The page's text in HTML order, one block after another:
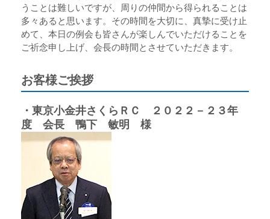
うことは難しいですが、周りの仲間から得られることは
多々あると思います。その時間を大切に、真摯に受け止
めて、本日の例会も皆さんが楽しんでいただけることを
ご祈念申し上げ、会長の時間とさせていただきます。
お客様ご挨拶
・東京小金井さくらＲＣ ２０２２－２３年
度 会長 鴨下 敏明 様